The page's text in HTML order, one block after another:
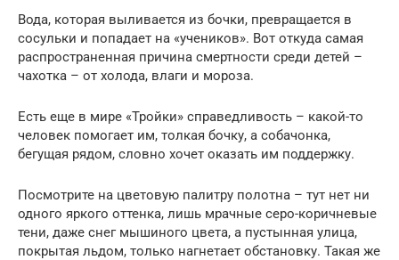
Вода, которая выливается из бочки, превращается в
сосульки и попадает на «учеников». Вот откуда самая
распространенная причина смертности среди детей –
чахотка – от холода, влаги и мороза.
Есть еще в мире «Тройки» справедливость – какой-то
человек помогает им, толкая бочку, а собачонка,
бегущая рядом, словно хочет оказать им поддержку.
Посмотрите на цветовую палитру полотна – тут нет ни
одного яркого оттенка, лишь мрачные серо-коричневые
тени, даже снег мышиного цвета, а пустынная улица,
покрытая льдом, только нагнетает обстановку. Такая же